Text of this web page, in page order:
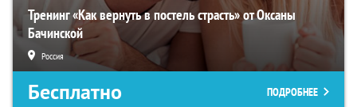
Тренинг «Как вернуть в постель страсть» от Оксаны
Бачинской
Россия
Бесплатно ПОДРОБНЕЕ